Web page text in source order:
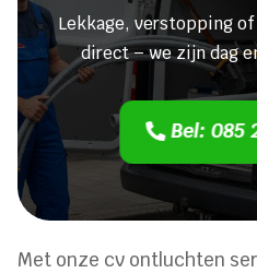
Lekkage, verstopping
direct – we zijn dag
Bel: 085
Met onze cv ontluchten